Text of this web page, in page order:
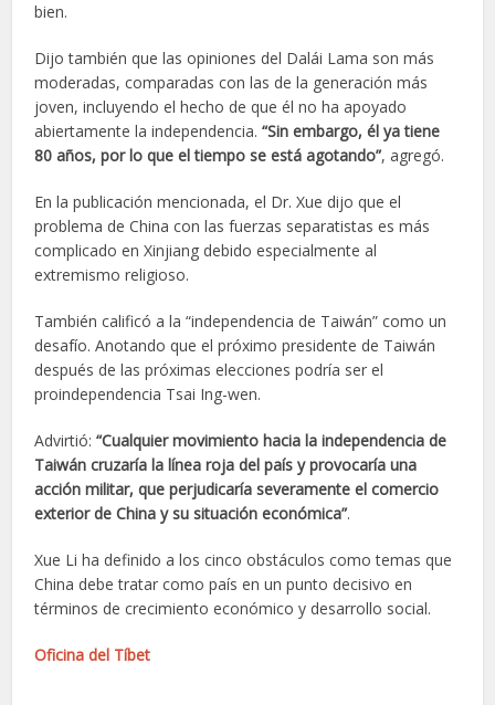
bien.
Dijo también que las opiniones del Dalái Lama son más
moderadas, comparadas con las de la generación más
joven, incluyendo el hecho de que él no ha apoyado
abiertamente la independencia.“Sin embargo, él ya tiene
80 años, por lo que el tiempo se está agotando”, agregó.
En la publicación mencionada, el Dr. Xue dijo que el
problema de China con las fuerzas separatistas es más
complicado en Xinjiang debido especialmente al
extremismo religioso.
También calificó a la “independencia de Taiwán” como un
desafío. Anotando que el próximo presidente de Taiwán
después de las próximas elecciones podría ser el
proindependencia Tsai Ing-wen.
Advirtió:“Cualquier movimiento hacia la independencia de
Taiwán cruzaría la línea roja del país y provocaría una
acción militar, que perjudicaría severamente el comercio
exterior de China y su situación económica”.
Xue Li ha definido a los cinco obstáculos como temas que
China debe tratar como país en un punto decisivo en
términos de crecimiento económico y desarrollo social.
Oficina del Tíbet